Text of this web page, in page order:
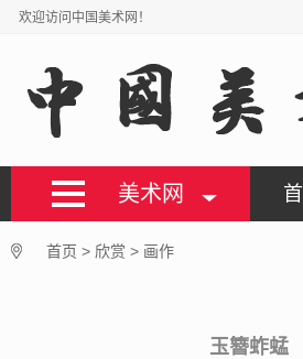
欢迎访问中国美术网！
美术网
首页 > 欣赏 > 画作
玉簪蚱蜢